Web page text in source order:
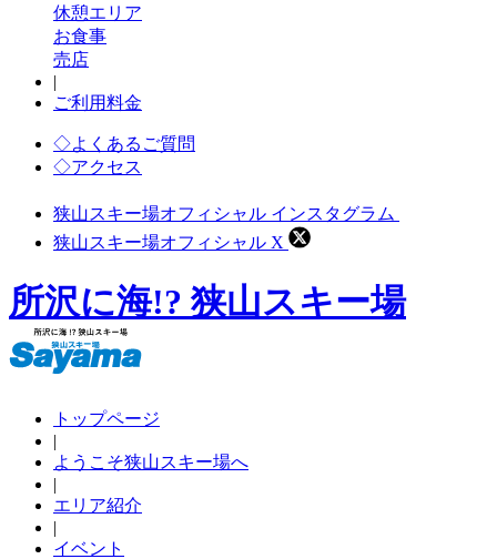
休憩エリア
お食事
売店
|
ご利用料金
◇よくあるご質問
◇アクセス
狭山スキー場オフィシャル インスタグラム
狭山スキー場オフィシャル X
所沢に海!? 狭山スキー場
トップページ
|
ようこそ狭山スキー場へ
|
エリア紹介
|
イベント